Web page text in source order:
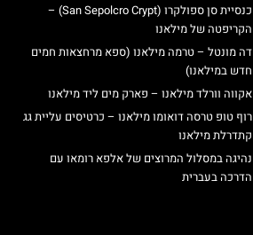
כנסיית סן ספולקרו (San Sepolcro Crypt) –
הקריפטה של מילאנו
דה מונטל – טרמה מילאנו (ספא מרחצאות חמים
חדש במילאנו)
אקווה וורלד מילאנו – פארק מים ליד מילאנו
רוף טופ טרסה דואומו מילאנו – כרטיסים עליית גג
קתדרלת מילאנו
נהיגה במסלול המרוצים של אלפא רומאו עם
הדרכה בעברית